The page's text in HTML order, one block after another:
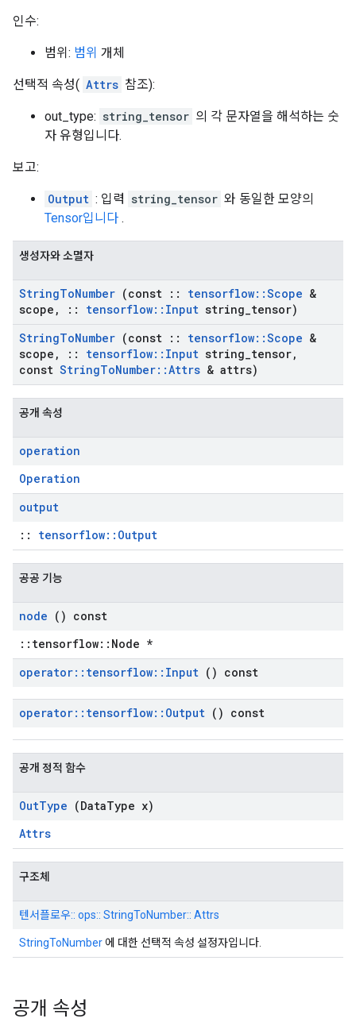
인수:
범위: 범위 개체
선택적 속성( Attrs 참조):
out_type: string_tensor 의 각 문자열을 해석하는 숫
자 유형입니다.
보고:
Output : 입력 string_tensor 와 동일한 모양의
Tensor입니다 .
생성자와 소멸자
StringToNumber (const :: tensorflow::Scope &
scope , :: tensorflow:: Input string tensor)
StringToNumber (const :: tensorflow::Scope &
scope , :: tensorflow:: Input string tensor,
const StringToNumber::Attrs & attrs)
공개 속성
operation
Operation
output
:: tensorflow::Output
공공 기능
node () const
::tensorflow::Node *
operator:: tensorflow:: Input () const
operator:: tensorflow:: Output () const
공개 정적 함수
OutType (DataType x)
Attrs
구조체
텐서플로우:: ops:: StringToNumber:: Attrs
StringToNumber 에 대한 선택적 속성 설정자입니다.
공개 속성